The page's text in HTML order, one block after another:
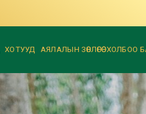
ХОТУУД АЯЛАЛЫН ЗӨВЛӨГӨӨ ХОЛБОО